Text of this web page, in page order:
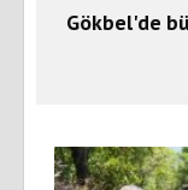
Gökbel'de